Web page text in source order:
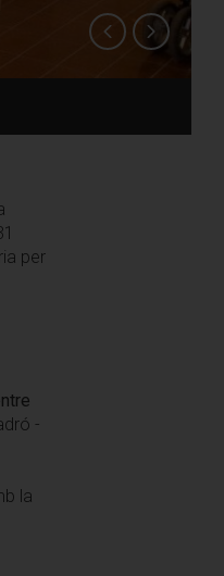
per
-
la